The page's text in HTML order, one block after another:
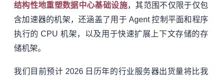
结构性地重塑数据中心基础设施，其范围不仅限于仅包
含加速器的机架，还涵盖了用于 Agent 控制平面和程序
执行的 CPU 机架，以及用于快速扩展上下文存储的存
储机架。
我们目前预计 2026 日历年的行业服务器出货量将比我